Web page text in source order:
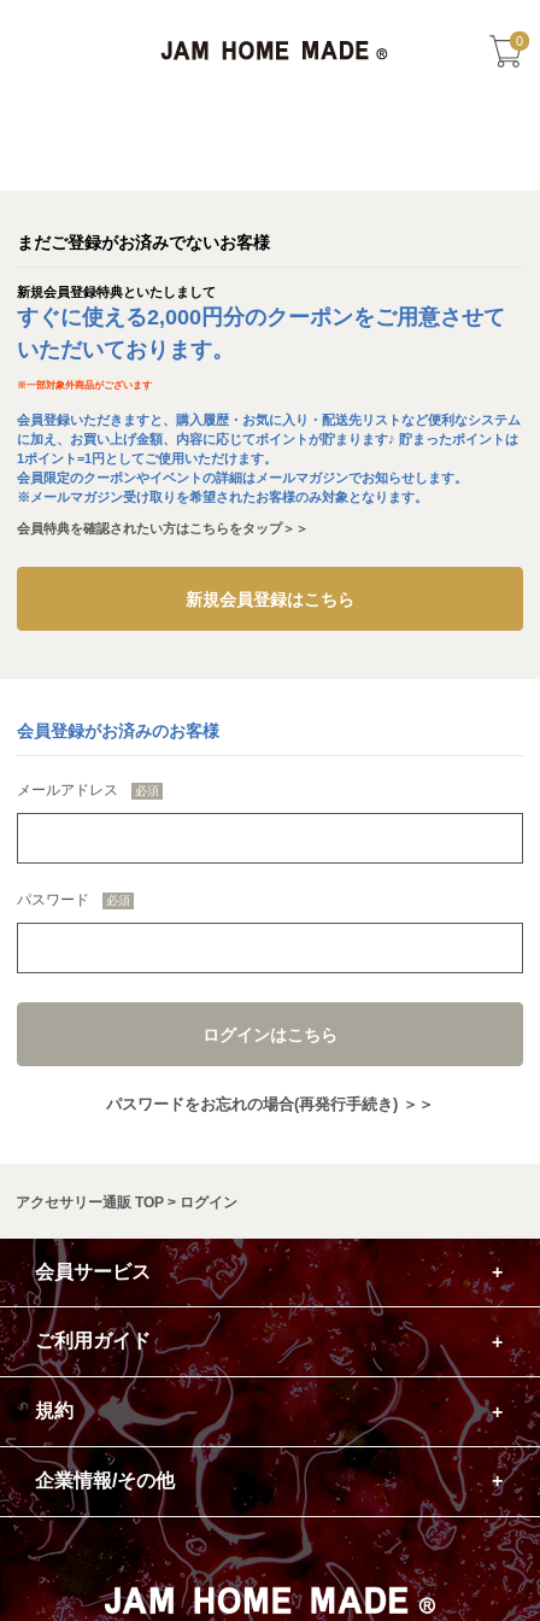
0
まだご登録がお済みでないお客様
新規会員登録特典といたしまして
すぐに使える2,000円分のクーポンをご用意させて
いただいております。
※一部対象外商品がございます
会員登録いただきますと、購入履歴・お気に入り・配送先リストなど便利なシステム
に加え、お買い上げ金額、内容に応じてポイントが貯まります♪ 貯まったポイントは
1ポイント=1円としてご使用いただけます。
会員限定のクーポンやイベントの詳細はメールマガジンでお知らせします。
※メールマガジン受け取りを希望されたお客様のみ対象となります。
会員特典を確認されたい方はこちらをタップ＞＞
新規会員登録はこちら
会員登録がお済みのお客様
メールアドレス
パスワード
ログインはこちら
パスワードをお忘れの場合(再発行手続き) ＞＞
アクセサリー通販 TOP ログイン
会員サービス
ご利用ガイド
規約
企業情報/その他